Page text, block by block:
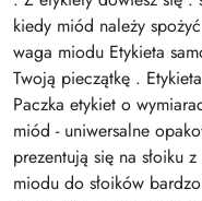
kiedy miód należy
waga miodu Etykieta
Twoją pieczątkę .
Paczka etykiet o
miód - uniwersalne
prezentują się na słoiku
miodu do słoików